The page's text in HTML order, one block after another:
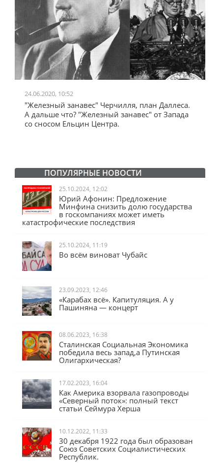
24.06.2020, 10:52
"Железный занавес" Черчилля, план Даллеса.
А дальше что? "Железный занавес" от Запада
со сносом Ельцин Центра.
ПОПУЛЯРНЫЕ НОВОСТИ
25.10.2024, 12:02
Юрий Афонин: Предложение
Минфина снизить долю государства
в госкомпаниях может иметь
катастрофические последствия
25.10.2024, 11:19
Во всём виноват Чубайс
23.09.2023, 12:46
«Карабах всё». Капитуляция. А у
Пашиняна — концерт
08.06.2023, 16:38
Сталинская Социальная Экономика
победила весь запад,а Путинская
Олигархическая?
17.02.2023, 16:04
Как Америка взорвала газопроводы
«Северный поток»: полный текст
статьи Сеймура Херша
10.12.2022, 11:33
30 декабря 1922 года был образован
Союз Советских Социалистических
Республик.